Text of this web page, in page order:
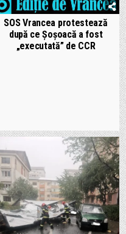
SOS Vrancea protestează
după ce Șoșoacă a fost
„executată” de CCR